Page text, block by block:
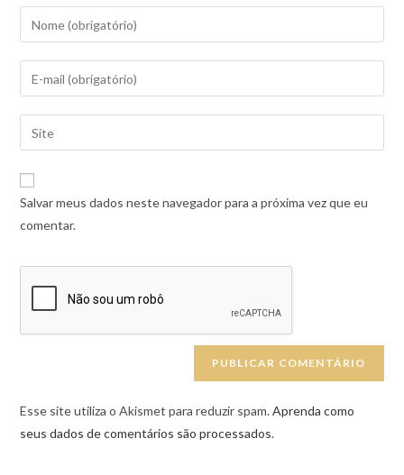
Salvar meus dados neste navegador para a próxima vez que eu
comentar.
Esse site utiliza o Akismet para reduzir spam.Aprenda como
seus dados de comentários são processados.